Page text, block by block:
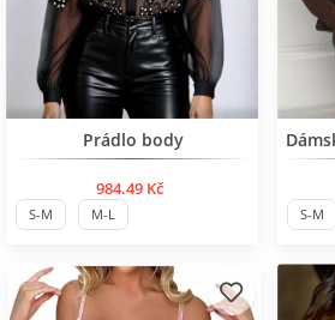
Нов продукт
Prádlo body
984.49 Kč
S-M M-L S-M